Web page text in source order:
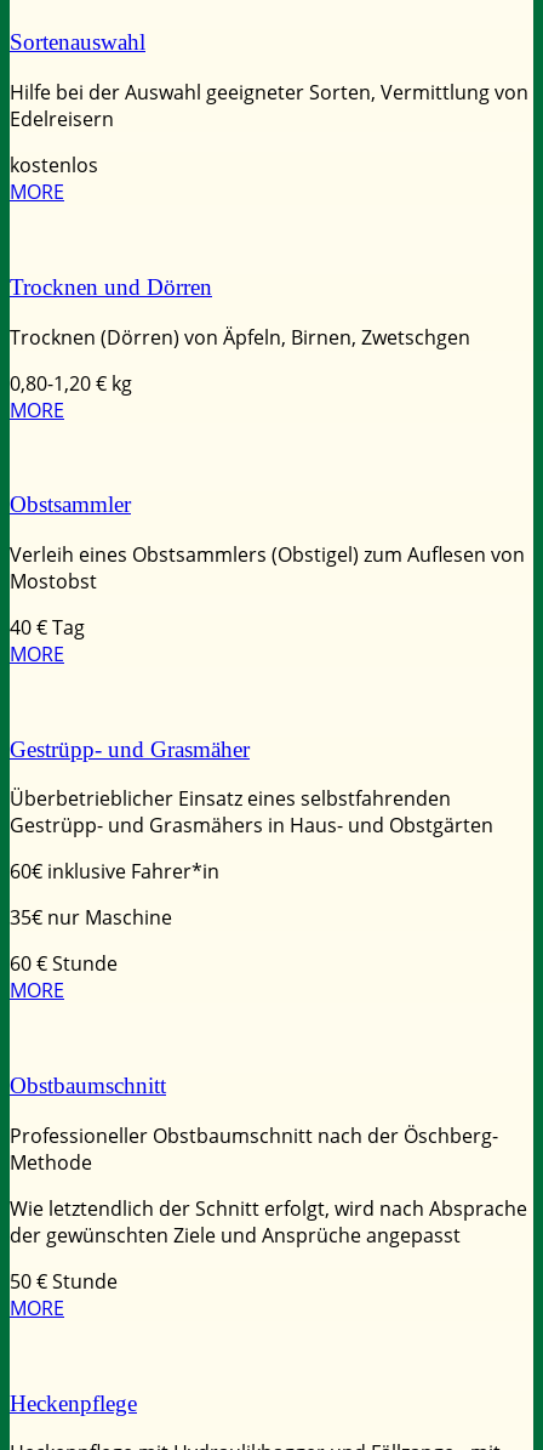
Sortenauswahl
Hilfe bei der Auswahl geeigneter Sorten, Vermittlung von
Edelreisern
kostenlos
MORE
Trocknen und Dörren
Trocknen (Dörren) von Äpfeln, Birnen, Zwetschgen
0,80-1,20€ kg
MORE
Obstsammler
Verleih eines Obstsammlers (Obstigel) zum Auflesen von
Mostobst
40€ Tag
MORE
Gestrüpp- und Grasmäher
Überbetrieblicher Einsatz eines selbstfahrenden
Gestrüpp- und Grasmähers in Haus- und Obstgärten
60€ inklusive Fahrer*in
35€ nur Maschine
60€ Stunde
MORE
Obstbaumschnitt
Professioneller Obstbaumschnitt nach der Öschberg-
Methode
Wie letztendlich der Schnitt erfolgt, wird nach Absprache
der gewünschten Ziele und Ansprüche angepasst
50€ Stunde
MORE
Heckenpflege